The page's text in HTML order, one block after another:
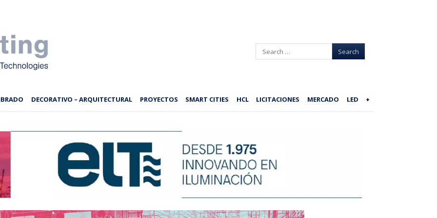
Search
DECORATIVO – ARQUITECTURAL PROYECTOS SMART CITIES HCL LICITACIONES MERCADO LED +